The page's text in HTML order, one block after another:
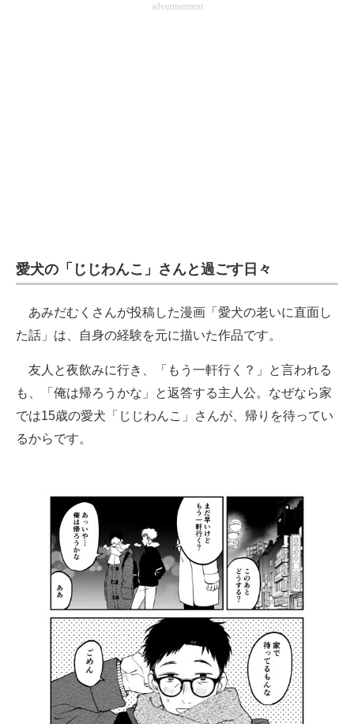
エネルギーの専門メディアadvertisement
愛犬の「じじわんこ」さんと過ごす日々
あみだむくさんが投稿した漫画「愛犬の老いに直面し
た話」は、自身の経験を元に描いた作品です。
友人と夜飲みに行き、「もう一軒行く？」と言われる
も、「俺は帰ろうかな」と返答する主人公。なぜなら家
では15歳の愛犬「じじわんこ」さんが、帰りを待ってい
るからです。